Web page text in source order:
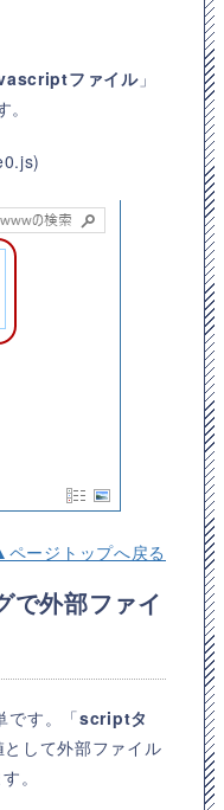
ファイル」
ページトップへ戻る
外部ファイ
です。「scriptタ
として外部ファイル
。